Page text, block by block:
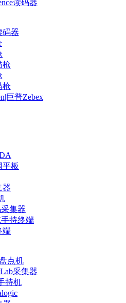
读码器
码器
枪
枪
巨普Zebex
平板
器
集器
持终端
端
点机
采集器
持机